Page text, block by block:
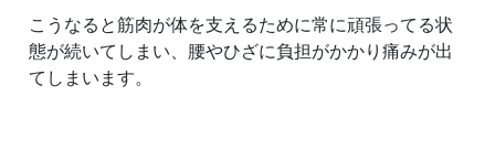
こうなると筋肉が体を支えるために常に頑張ってる状
態が続いてしまい、腰やひざに負担がかかり痛みが出
てしまいます。